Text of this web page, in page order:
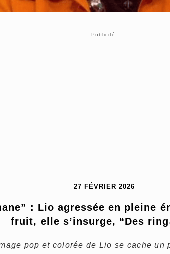
Publicité:
27 FÉVRIER 2026
: Lio agressée en pleine
fruit, elle s’insurge, “Des
pop et colorée de Lio se cache un